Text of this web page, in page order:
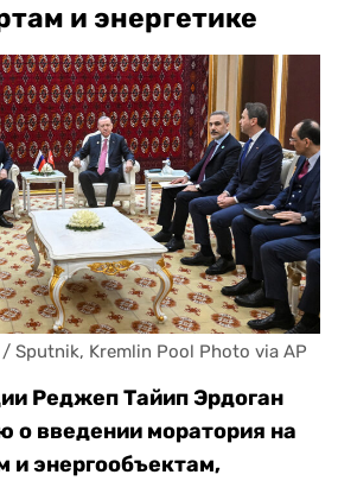
и энергетике
Sputnik, Kremlin Pool Photo via AP
Реджеп Тайип Эрдоган
о введении моратория на
и энергообъектам,